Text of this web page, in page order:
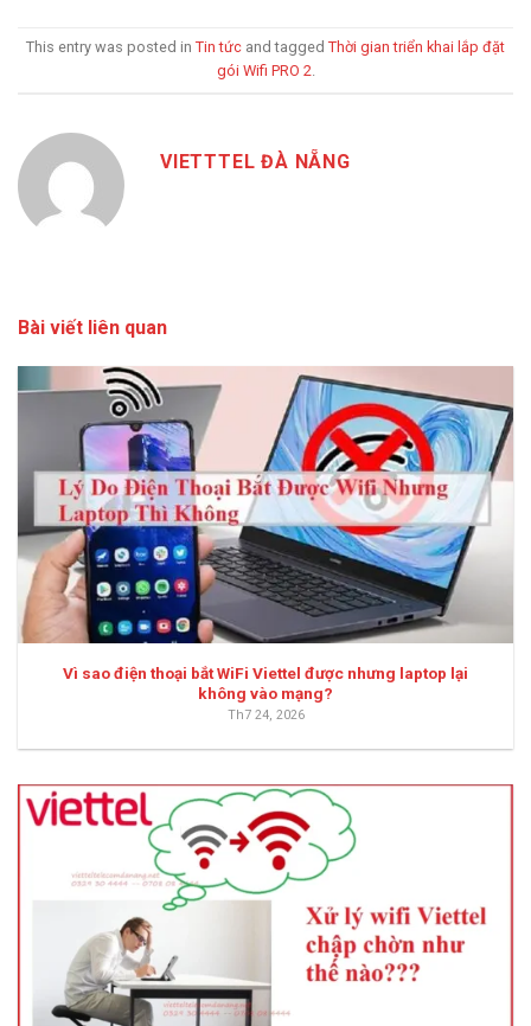
This entry was posted in Tin tức and tagged Thời gian triển khai lắp đặt
gói Wifi PRO 2.
VIETTTEL ĐÀ NẴNG
Bài viết liên quan
Vì sao điện thoại bắt WiFi Viettel được nhưng laptop lại
không vào mạng?
Th7 24, 2026